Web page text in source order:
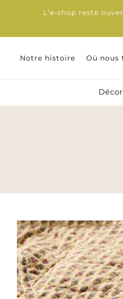
L'e-shop reste
Notre histoire Où nous
Notre histoire Où nous